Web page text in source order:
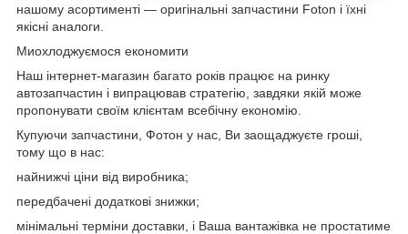
нашому асортименті — оригінальні запчастини Foton і їхні
якісні аналоги.
Миохлоджуємося економити
Наш інтернет-магазин багато років працює на ринку
автозапчастин і випрацював стратегію, завдяки якій може
пропонувати своїм клієнтам всебічну економію.
Купуючи запчастини, Фотон у нас, Ви заощаджуєте гроші,
тому що в нас:
найнижчі ціни від виробника;
передбачені додаткові знижки;
мінімальні терміни доставки, і Ваша вантажівка не простатиме